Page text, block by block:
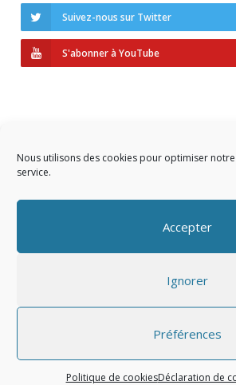
Nous utilisons des cookies pour optimiser
service.
Accepter
Ignorer
Préférences
Politique de cookiesDéclaration de
Suivez-nous sur Twitter
S'abonner à YouTube
Copyright © 2023 AIDF
Présentation